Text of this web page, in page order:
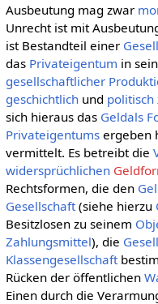
Ausbeutung mag zwar
Unrecht ist mit
ist Bestandteil einer
das Privateigentum in
gesellschaftlicher
geschichtlichund politisch
sich hieraus das Geldals
Privateigentumsergeben
vermittelt. Es betreibt die
widersprüchlichen
Rechtsformen, die den
Gesellschaft(siehe hierzu
Besitzlosen zu seinem
Zahlungsmittel), die
Klassengesellschaft
Rücken der öffentlichen
Einen durch die